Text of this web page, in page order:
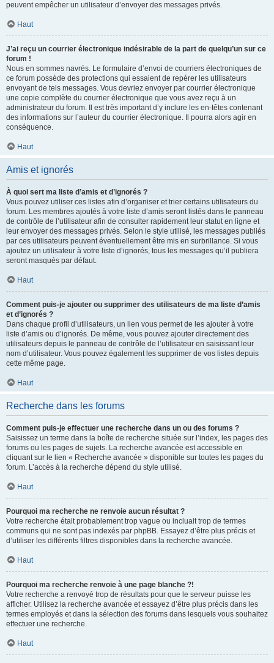
peuvent empêcher un utilisateur d’envoyer des messages privés.
Haut
J’ai reçu un courrier électronique indésirable de la part de quelqu’un sur ce
forum !
Nous en sommes navrés. Le formulaire d’envoi de courriers électroniques de
ce forum possède des protections qui essaient de repérer les utilisateurs
envoyant de tels messages. Vous devriez envoyer par courrier électronique
une copie complète du courrier électronique que vous avez reçu à un
administrateur du forum. Il est très important d’y inclure les en-têtes contenant
des informations sur l’auteur du courrier électronique. Il pourra alors agir en
conséquence.
Haut
Amis et ignorés
À quoi sert ma liste d’amis et d’ignorés ?
Vous pouvez utiliser ces listes afin d’organiser et trier certains utilisateurs du
forum. Les membres ajoutés à votre liste d’amis seront listés dans le panneau
de contrôle de l’utilisateur afin de consulter rapidement leur statut en ligne et
leur envoyer des messages privés. Selon le style utilisé, les messages publiés
par ces utilisateurs peuvent éventuellement être mis en surbrillance. Si vous
ajoutez un utilisateur à votre liste d’ignorés, tous les messages qu’il publiera
seront masqués par défaut.
Haut
Comment puis-je ajouter ou supprimer des utilisateurs de ma liste d’amis
et d’ignorés ?
Dans chaque profil d’utilisateurs, un lien vous permet de les ajouter à votre
liste d’amis ou d’ignorés. De même, vous pouvez ajouter directement des
utilisateurs depuis le panneau de contrôle de l’utilisateur en saisissant leur
nom d’utilisateur. Vous pouvez également les supprimer de vos listes depuis
cette même page.
Haut
Recherche dans les forums
Comment puis-je effectuer une recherche dans un ou des forums ?
Saisissez un terme dans la boîte de recherche située sur l’index, les pages des
forums ou les pages de sujets. La recherche avancée est accessible en
cliquant sur le lien « Recherche avancée » disponible sur toutes les pages du
forum. L’accès à la recherche dépend du style utilisé.
Haut
Pourquoi ma recherche ne renvoie aucun résultat ?
Votre recherche était probablement trop vague ou incluait trop de termes
communs qui ne sont pas indexés par phpBB. Essayez d’être plus précis et
d’utiliser les différents filtres disponibles dans la recherche avancée.
Haut
Pourquoi ma recherche renvoie à une page blanche ?!
Votre recherche a renvoyé trop de résultats pour que le serveur puisse les
afficher. Utilisez la recherche avancée et essayez d’être plus précis dans les
termes employés et dans la sélection des forums dans lesquels vous souhaitez
effectuer une recherche.
Haut